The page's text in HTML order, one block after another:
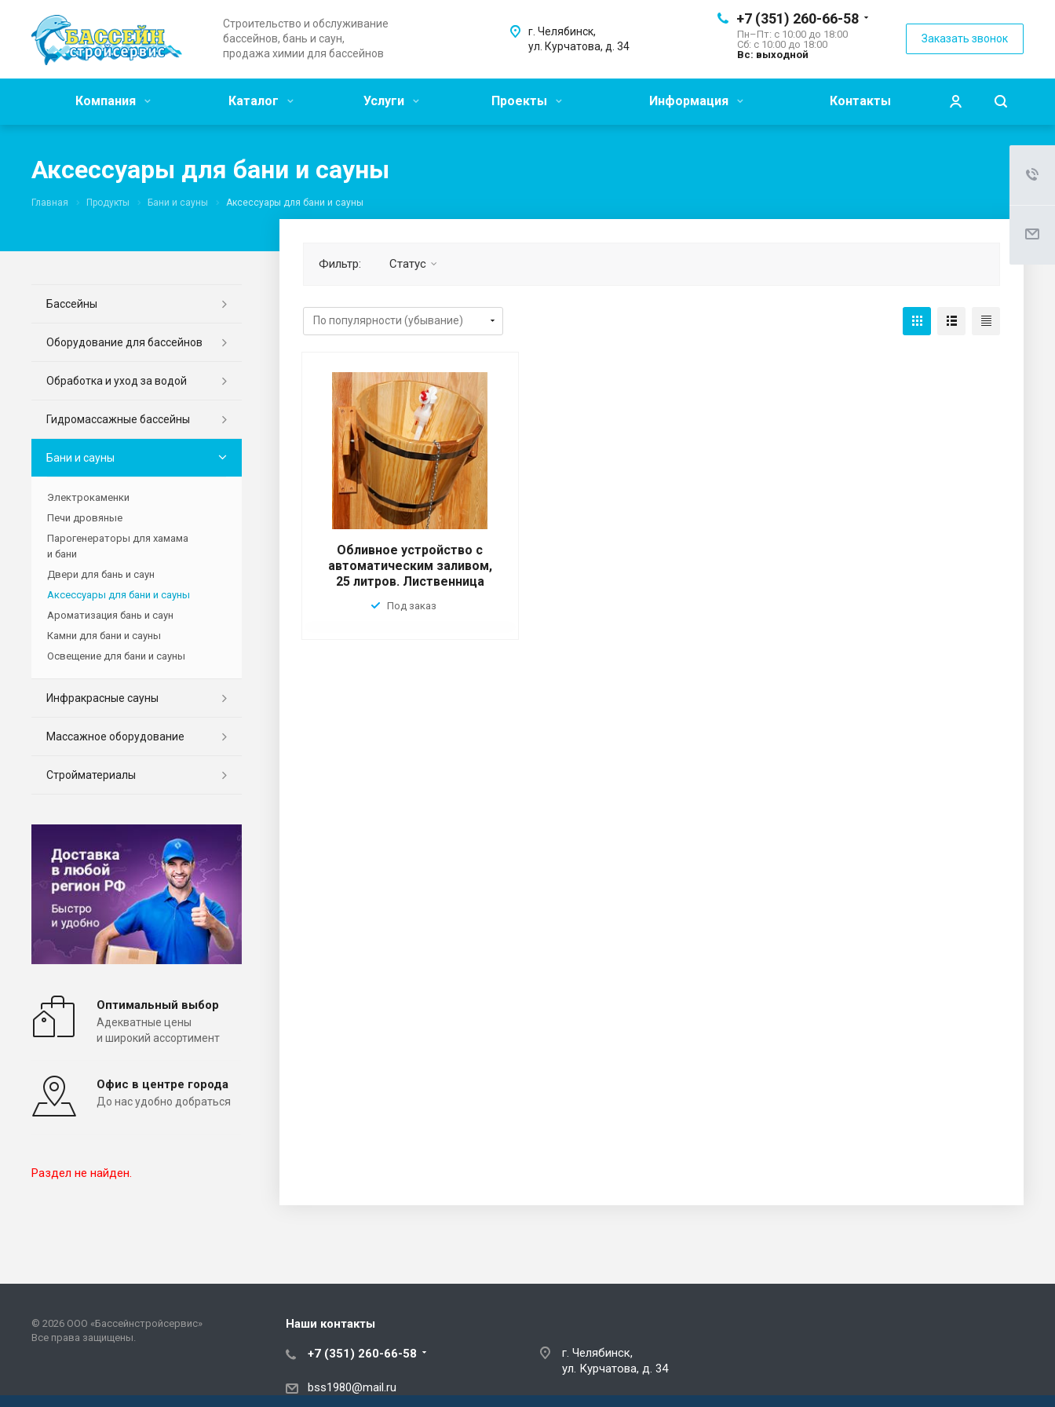
Строительство и обслуживание
бассейнов, бань и саун,
продажа химии для бассейнов
+7 (351) 260-66-58
Пн–Пт: с 10:00 до 18:00
Сб: с 10:00 до 18:00
Вс: выходной
Заказать звонок
г. Челябинск,
ул. Курчатова, д. 34
Компания Каталог Услуги Проекты Информация Контакты
Аксессуары для бани и сауны
Главная Продукты Бани и сауны Аксессуары для бани и сауны
Фильтр: Статус
Обливное устройство с
автоматическим заливом,
25 литров. Лиственница
Под заказ
Бассейны
Оборудование для бассейнов
Обработка и уход за водой
Гидромассажные бассейны
Бани и сауны
Электрокаменки
Печи дровяные
Парогенераторы для хамама
и бани
Двери для бань и саун
Аксессуары для бани и сауны
Ароматизация бань и саун
Камни для бани и сауны
Освещение для бани и сауны
Инфракрасные сауны
Массажное оборудование
Стройматериалы
Оптимальный выбор
Адекватные цены
и широкий ассортимент
Офис в центре города
До нас удобно добраться
Раздел не найден.
© 2026 ООО «Бассейнстройсервис»
Все права защищены.
Наши контакты
+7 (351) 260-66-58
bss1980@mail.ru
г. Челябинск,
ул. Курчатова, д. 34